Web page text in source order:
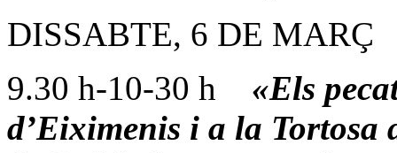
DISSABTE, 6 DE MARÇ
9.30 h-10-30 h «Els
d’Eiximenis i a la Tortosa